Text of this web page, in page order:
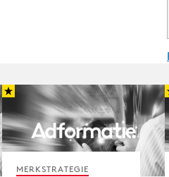
MERKSTRATEGIE